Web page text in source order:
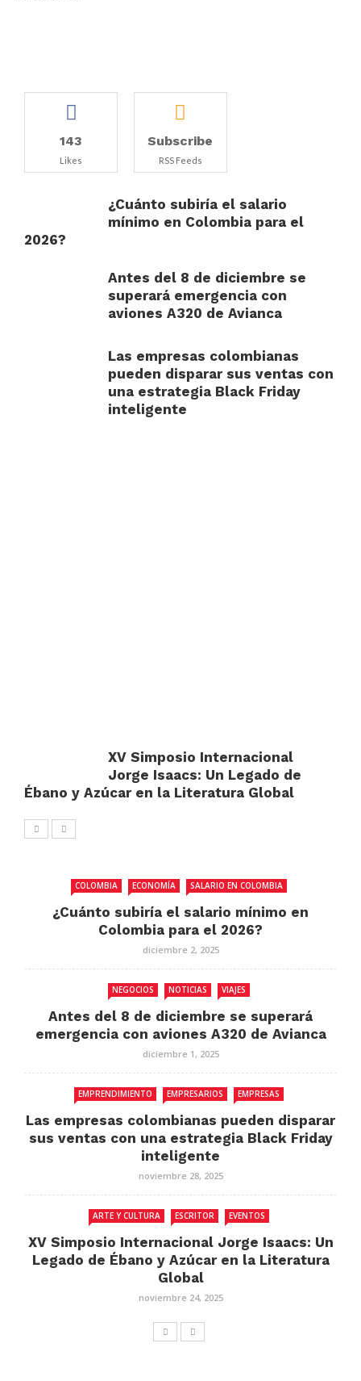
143
Likes
Subscribe
RSS Feeds
¿Cuánto subiría el salario
mínimo en Colombia para el
2026?
Antes del 8 de diciembre se
superará emergencia con
aviones A320 de Avianca
Las empresas colombianas
pueden disparar sus ventas con
una estrategia Black Friday
inteligente
XV Simposio Internacional
Jorge Isaacs: Un Legado de
Ébano y Azúcar en la Literatura Global
COLOMBIA ECONOMÍA SALARIO EN COLOMBIA
¿Cuánto subiría el salario mínimo en
Colombia para el 2026?
diciembre 2, 2025
NEGOCIOS NOTICIAS VIAJES
Antes del 8 de diciembre se superará
emergencia con aviones A320 de Avianca
diciembre 1, 2025
EMPRENDIMIENTO EMPRESARIOS EMPRESAS
Las empresas colombianas pueden disparar
sus ventas con una estrategia Black Friday
inteligente
noviembre 28, 2025
ARTE Y CULTURA ESCRITOR EVENTOS
XV Simposio Internacional Jorge Isaacs: Un
Legado de Ébano y Azúcar en la Literatura
Global
noviembre 24, 2025